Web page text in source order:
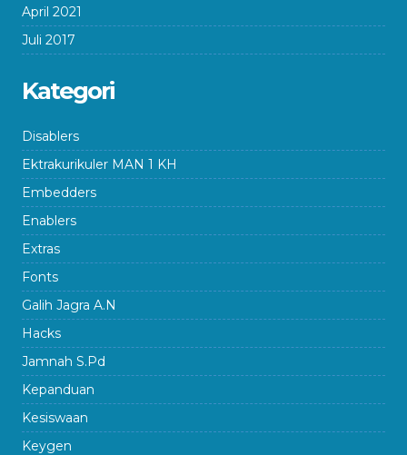
April 2021
Juli 2017
Kategori
Disablers
Ektrakurikuler MAN 1 KH
Embedders
Enablers
Extras
Fonts
Galih Jagra A.N
Hacks
Jamnah S.Pd
Kepanduan
Kesiswaan
Keygen